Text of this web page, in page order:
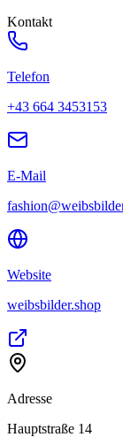
Kontakt
Telefon
+43 664 3453153
E-Mail
Website
weibsbilder.shop
Adresse
Hauptstraße 14